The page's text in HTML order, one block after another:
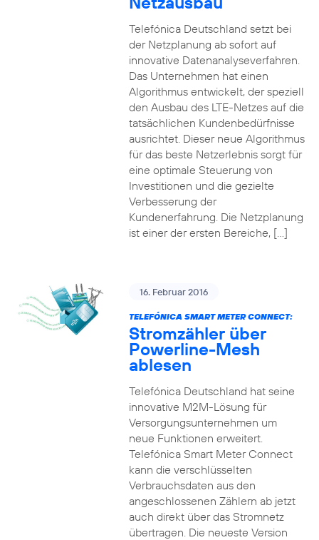
Telefónica Deutschland setzt bei
der Netzplanung ab sofort auf
innovative Datenanalyseverfahren.
Das Unternehmen hat einen
Algorithmus entwickelt, der speziell
den Ausbau des LTE-Netzes auf die
tatsächlichen Kundenbedürfnisse
ausrichtet. Dieser neue Algorithmus
für das beste Netzerlebnis sorgt für
eine optimale Steuerung von
Investitionen und die gezielte
Verbesserung der
Kundenerfahrung. Die Netzplanung
ist einer der ersten Bereiche, […]
16. Februar 2016
TELEFÓNICA SMART METER CONNECT:
Stromzähler über
Powerline-Mesh
ablesen
Telefónica Deutschland hat seine
innovative M2M-Lösung für
Versorgungsunternehmen um
neue Funktionen erweitert.
Telefónica Smart Meter Connect
kann die verschlüsselten
Verbrauchsdaten aus den
angeschlossenen Zählern ab jetzt
auch direkt über das Stromnetz
übertragen. Die neueste Version